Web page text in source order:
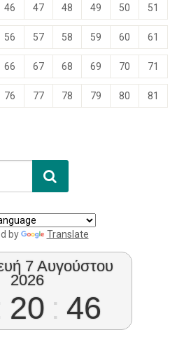
46 47 48 49 50 51
56 57 58 59 60 61
66 67 68 69 70 71
76 77 78 79 80 81
by Translate
7 Αυγούστου
2026
20 : 47